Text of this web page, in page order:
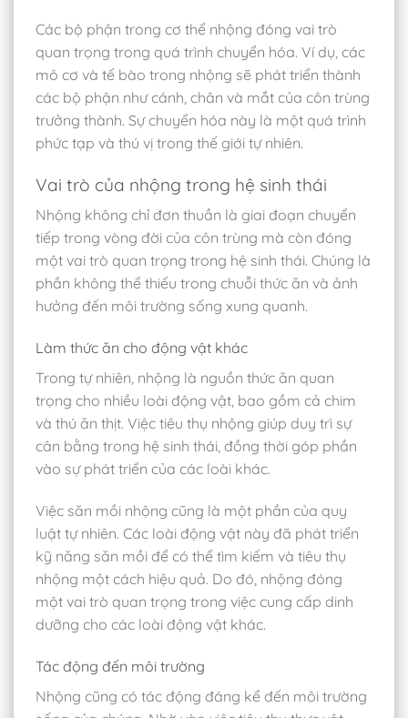
Các bộ phận trong cơ thể nhộng đóng vai trò
quan trọng trong quá trình chuyển hóa. Ví dụ, các
mô cơ và tế bào trong nhộng sẽ phát triển thành
các bộ phận như cánh, chân và mắt của côn trùng
trưởng thành. Sự chuyển hóa này là một quá trình
phức tạp và thú vị trong thế giới tự nhiên.
Vai trò của nhộng trong hệ sinh thái
Nhộng không chỉ đơn thuần là giai đoạn chuyển
tiếp trong vòng đời của côn trùng mà còn đóng
một vai trò quan trọng trong hệ sinh thái. Chúng là
phần không thể thiếu trong chuỗi thức ăn và ảnh
hưởng đến môi trường sống xung quanh.
Làm thức ăn cho động vật khác
Trong tự nhiên, nhộng là nguồn thức ăn quan
trọng cho nhiều loài động vật, bao gồm cả chim
và thú ăn thịt. Việc tiêu thụ nhộng giúp duy trì sự
cân bằng trong hệ sinh thái, đồng thời góp phần
vào sự phát triển của các loài khác.
Việc săn mồi nhộng cũng là một phần của quy
luật tự nhiên. Các loài động vật này đã phát triển
kỹ năng săn mồi để có thể tìm kiếm và tiêu thụ
nhộng một cách hiệu quả. Do đó, nhộng đóng
một vai trò quan trọng trong việc cung cấp dinh
dưỡng cho các loài động vật khác.
Tác động đến môi trường
Nhộng cũng có tác động đáng kể đến môi trường